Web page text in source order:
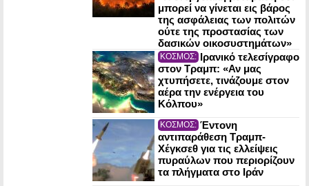
μπορεί να γίνεται εις βάρος
της ασφάλειας των πολιτών
ούτε της προστασίας των
δασικών οικοσυστημάτων»
ΚΟΣΜΟΣ: Ιρανικό τελεσίγραφο
στον Τραμπ: «Αν μας
χτυπήσετε, τινάζουμε στον
αέρα την ενέργεια του
Κόλπου»
ΚΟΣΜΟΣ: Έντονη
αντιπαράθεση Τραμπ-
Χέγκσεθ για τις ελλείψεις
πυραύλων που περιορίζουν
τα πλήγματα στο Ιράν